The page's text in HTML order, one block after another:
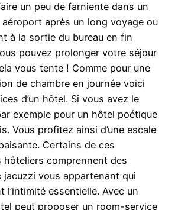
un peu de farniente dans un
aéroport après un long voyage ou
à la sortie du bureau en fin
pouvez prolonger votre séjour
vous tente ! Comme pour une
de chambre en journée voici
d’un hôtel. Si vous avez le
exemple pour un hôtel poétique
Vous profitez ainsi d’une escale
Certains de ces
hôteliers comprennent des
jacuzzi vous appartenant qui
l’intimité essentielle. Avec un
peut proposer un room-service